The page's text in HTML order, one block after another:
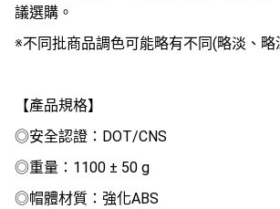
議選購。
※不同批商品調色可能略有不同(略淡、略
【產品規格】
◎安全認證：DOT/CNS
◎重量：1100 ± 50 g
◎帽體材質：強化ABS